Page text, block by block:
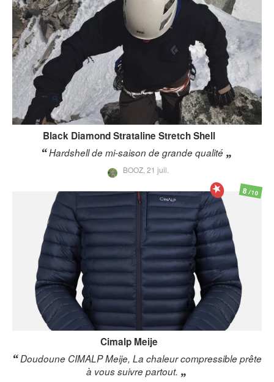
Black DiamondStrataline Stretch Shell
Hardshell de mi-saison de grande qualité
BOOZ, 21 juil.
Cimalp Meije
Doudoune CIMALP Meije, La chaleur compressible prête
à vous suivre partout.
8/10